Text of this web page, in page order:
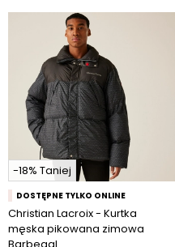
-18% Taniej
DOSTĘPNE TYLKO ONLINE
Christian Lacroix - Kurtka
męska pikowana zimowa